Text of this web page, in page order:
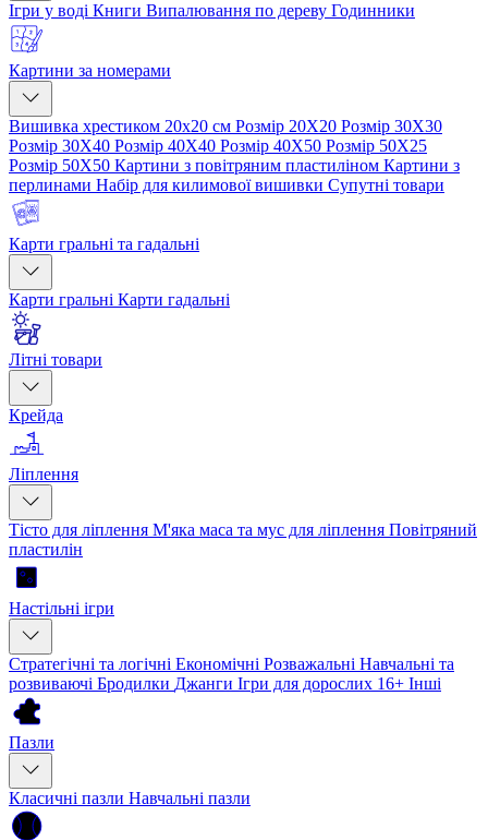
Ігри у воді Книги Випалювання по дереву Годинники
Картини за номерами
Вишивка хрестиком 20х20 см Розмір 20Х20 Розмір 30Х30
Розмір 30Х40 Розмір 40Х40 Розмір 40Х50 Розмір 50Х25
Розмір 50Х50 Картини з повітряним пластиліном Картини з
перлинами Набір для килимової вишивки Супутні товари
Карти гральні та гадальні
Карти гральні Карти гадальні
Літні товари
Крейда
Ліплення
Тісто для ліплення М'яка маса та мус для ліплення Повітряний
пластилін
Настільні ігри
Стратегічні та логічні Економічні Розважальні Навчальні та
розвиваючі Бродилки Джанги Ігри для дорослих 16+ Інші
Пазли
Класичні пазли Навчальні пазли